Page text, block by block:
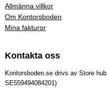
Allmänna villkor
Om Kontorsboden
Mina fakturor
Kontakta oss
Kontorsboden.se drivs av Store
SE559494084201)